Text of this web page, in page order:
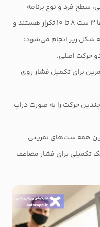
سطح فرد و نوع برنامه
بستگی دارد. به طور معمول دراپ ست‌ها ۳ ست ۸ تا ۱۰ تکرار هستند و
شکل زیر انجام می‌شود:
تمرین برای تکمیل فشار روی
حرکت را به صورت دراپ
همه ست‌های تمرینی
تکمیلی برای فشار مضاعف